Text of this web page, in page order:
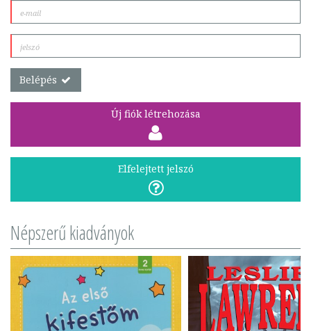
Belépés
Új fiók létrehozása
Elfelejtett jelszó
Népszerű kiadványok